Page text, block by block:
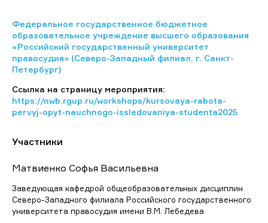
Федеральное государственное бюджетное
образовательное учреждение высшего образования
«Российский государственный университет
правосудия» (Северо-Западный филиал, г. Санкт-
Петербург)
Ссылка на страницу мероприятия:
https://nwb.rgup.ru/workshops/kursovaya-rabota-
pervyj-opyt-nauchnogo-issledovaniya-studenta2025
Участники
Матвиенко Софья Васильевна
Заведующая кафедрой общеобразовательных дисциплин
Северо-Западного филиала Российского государственного
университета правосудия имени В.М. Лебедева